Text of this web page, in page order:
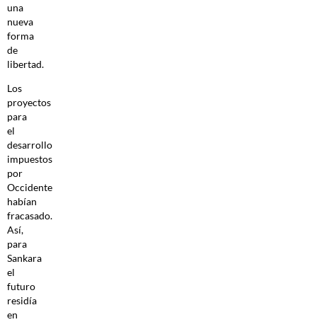
una
nueva
forma
de
libertad.
Los
proyectos
para
el
desarrollo
impuestos
por
Occidente
habían
fracasado.
Así,
para
Sankara
el
futuro
residía
en